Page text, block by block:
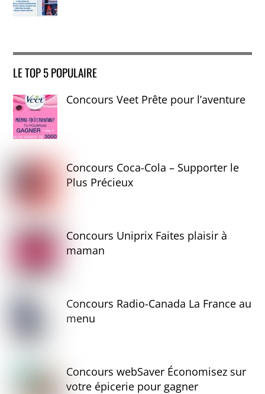
LE TOP 5 POPULAIRE
Concours Veet Prête pour l’aventure
Concours Coca-Cola – Supporter le
Plus Précieux
Concours Uniprix Faites plaisir à
maman
Concours Radio-Canada La France au
menu
Concours webSaver Économisez sur
votre épicerie pour gagner